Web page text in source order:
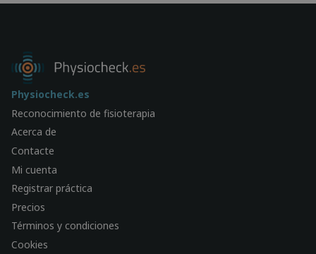
Physiocheck.es
Reconocimiento de fisioterapia
Acerca de
Contacte
Mi cuenta
Registrar práctica
Precios
Términos y condiciones
Cookies